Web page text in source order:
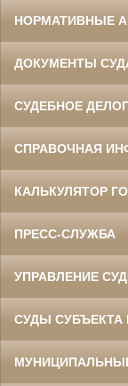
НОРМАТИВНЫЕ
ДОКУМЕНТЫ
СУДЕБНОЕ
СПРАВОЧНАЯ
КАЛЬКУЛЯТОР
ПРЕСС-СЛУЖБА
УПРАВЛЕНИЕ
СУДЫ СУБЪЕКТА